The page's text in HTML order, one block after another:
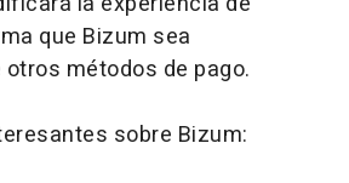
que Bizum sea
métodos de pago.
sobre Bizum: